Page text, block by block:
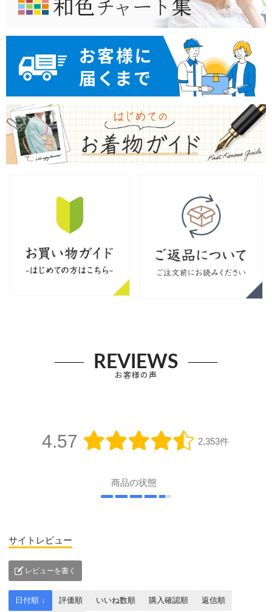
REVIEWS
お客様の声
4.57 2,353件
商品の状態
サイトレビュー
レビューを書く
日付順 ↓ 評価順 いいね数順 購入確認順 返信順